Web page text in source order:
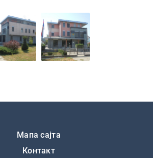
Мапа сајта
Контакт